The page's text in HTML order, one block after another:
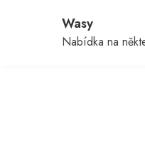
Wasy
Nabídka na